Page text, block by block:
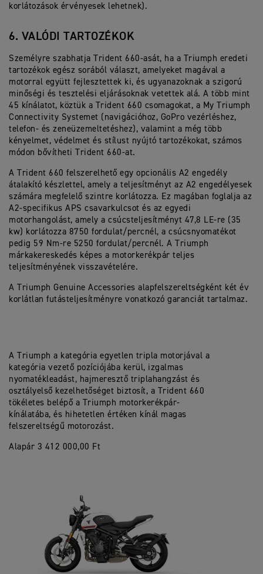
korlátozások érvényesek lehetnek).
6. VALÓDI TARTOZÉKOK
Személyre szabhatja Trident 660-asát, ha a Triumph eredeti
tartozékok egész sorából választ, amelyeket magával a
motorral együtt fejlesztettek ki, és ugyanazoknak a szigorú
minőségi és tesztelési eljárásoknak vetettek alá. A több mint
45 kínálatot, köztük a Trident 660 csomagokat, a My Triumph
Connectivity Systemet (navigációhoz, GoPro vezérléshez,
telefon- és zeneüzemeltetéshez), valamint a még több
kényelmet, védelmet és stílust nyújtó tartozékokat, számos
módon bővítheti Trident 660-at.
A Trident 660 felszerelhető egy opcionális A2 engedély
átalakító készlettel, amely a teljesítményt az A2 engedélyesek
számára megfelelő szintre korlátozza. Ez magában foglalja az
A2-specifikus APS csavarkulcsot és az egyedi
motorhangolást, amely a csúcsteljesítményt 47,8 LE-re (35
kw) korlátozza 8750 fordulat/percnél, a csúcsnyomatékot
pedig 59 Nm-re 5250 fordulat/percnél. A Triumph
márkakereskedés képes a motorkerékpár teljes
teljesítményének visszavételére.
A Triumph Genuine Accessories alapfelszereltségként két év
korlátlan futásteljesítményre vonatkozó garanciát tartalmaz.
A Triumph a kategória egyetlen tripla motorjával a
kategória vezető pozíciójába kerül, izgalmas
nyomatékleadást, hajmeresztő triplahangzást és
osztályelső kezelhetőséget biztosít, a Trident 660
tökéletes belépő a Triumph motorkerékpár-
kínálatába, és hihetetlen értéken kínál magas
felszereltségű motorozást.
Alapár 3 412 000,00 Ft